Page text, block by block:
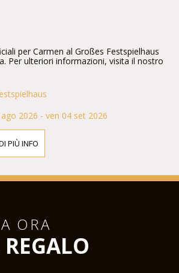
per Carmen al Großes Festspielhaus
Per ulteriori informazioni, visita il nostro
2026 - ven 04 set 2026
PIÙ INFO
ORA